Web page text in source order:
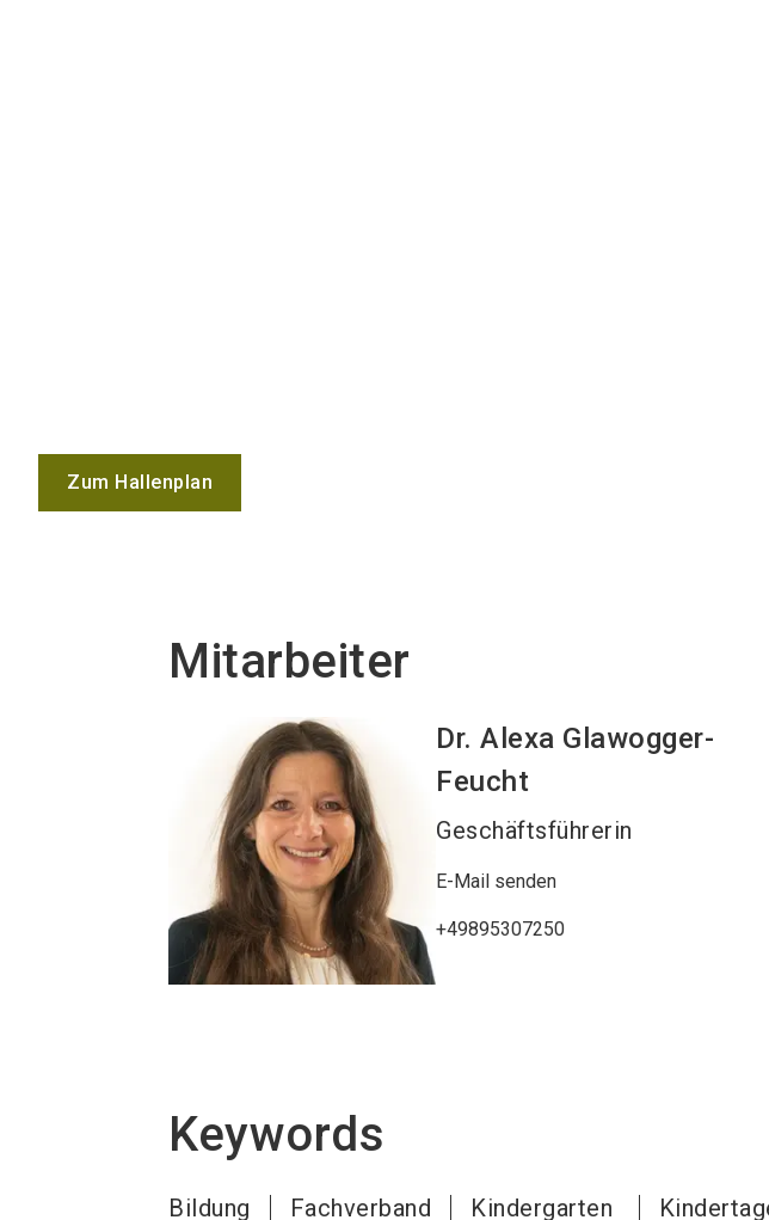
Zum Hallenplan
Mitarbeiter
Dr. Alexa Glawogger-
Feucht
Geschäftsführerin
E-Mail senden
+49895307250
Keywords
Bildung Fachverband Kindergarten